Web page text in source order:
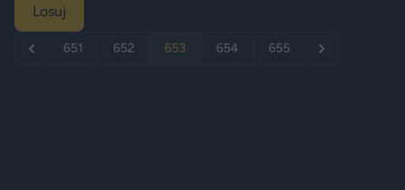
Losuj
651 652 653 654 655